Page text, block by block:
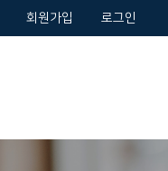
회원가입 로그인